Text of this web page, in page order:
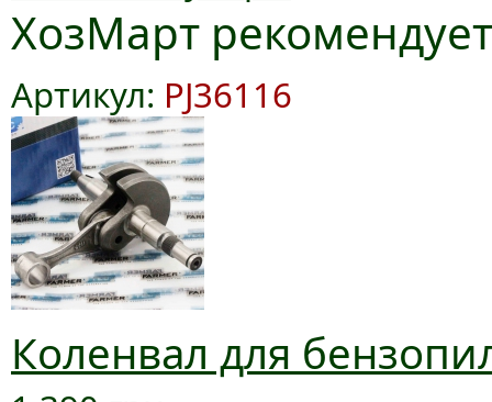
ХозМарт рекомендует
Артикул: PJ36116
Коленвал для